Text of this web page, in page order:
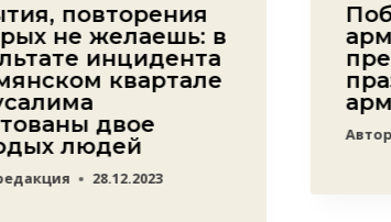
повторения
не желаешь: в
инцидента
квартале
двое
людей
28.12.2023
Автор